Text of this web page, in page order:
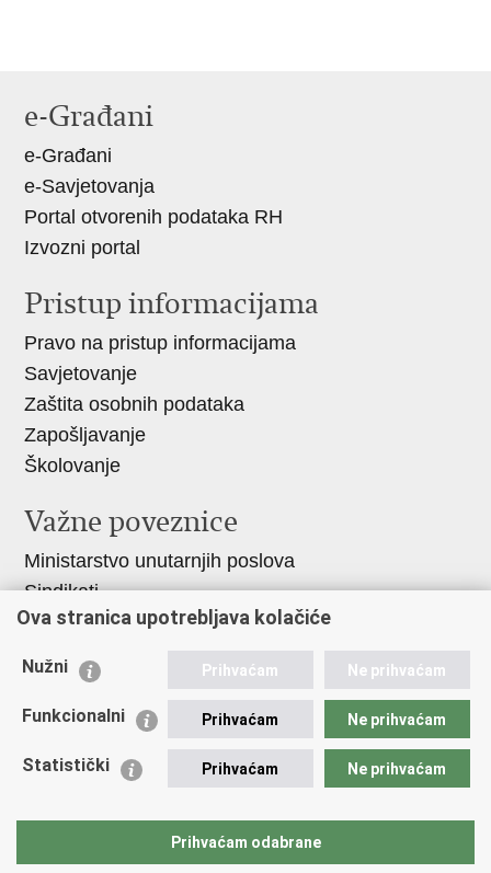
e-Građani
e-Građani
e-Savjetovanja
Portal otvorenih podataka RH
Izvozni portal
Pristup informacijama
Pravo na pristup informacijama
Savjetovanje
Zaštita osobnih podataka
Zapošljavanje
Školovanje
Važne poveznice
Ministarstvo unutarnjih poslova
Sindikati
Udruge
Policijska akademija
Muzej policije
Centar za forenzična ispitivanja, istraživanja i
Policijske uprave
Ova stranica upotrebljava kolačiće
Nužni Prihvaćam Ne prihvaćam
Funkcionalni Prihvaćam Ne prihvaćam
Statistički Prihvaćam Ne prihvaćam
Prihvaćam odabrane